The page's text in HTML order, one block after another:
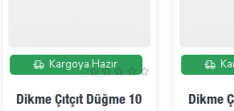
İndirimde
Kargoya Hazır
Dikme Çıtçıt Düğme 10
Dikme